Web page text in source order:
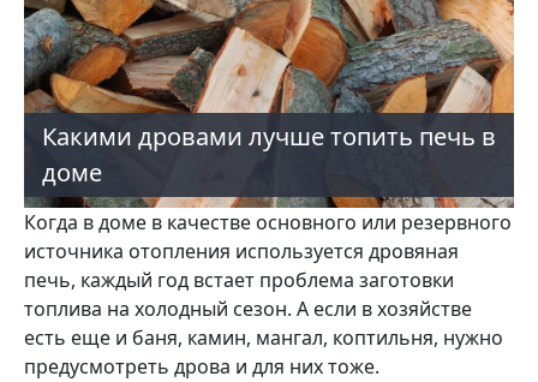
Какими дровами лучше топить печь в
доме
Когда в доме в качестве основного или резервного
источника отопления используется дровяная
печь, каждый год встает проблема заготовки
топлива на холодный сезон. А если в хозяйстве
есть еще и баня, камин, мангал, коптильня, нужно
предусмотреть дрова и для них тоже.